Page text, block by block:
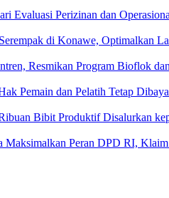
Evaluasi Perizinan dan
di Konawe, Optimalkan
Resmikan Program Bioflok
Pemain dan Pelatih Tetap
Bibit Produktif Disalurkan
Maksimalkan Peran DPD RI,